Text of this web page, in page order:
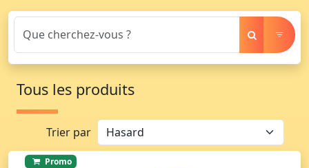
Tous les produits
Trier par
Promo